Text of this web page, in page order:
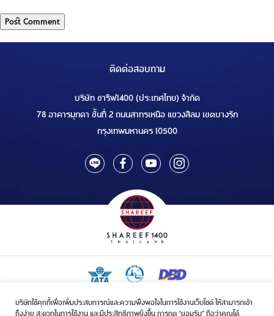
บริษัทใช้คุกกี้เพื่อเพิ่มประสบการณ์และความพึงพอใจในการใช้งานเว็บไซต์ ให้สามารถเข้า
ถึงง่าย สะดวกในการใช้งาน และมีประสิทธิภาพยิ่งขึ้น การกด “ยอมรับ” ถือว่าคุณได้
ติดต่อสอบถาม
บริษัท ชารีฟ1400 (ประเทศไทย) จำกัด
78 อาคารมุกดา ชั้นที่ 2 ถนนสาทรเหนือ แขวงสีลม เขตบางรัก
กรุงเทพมหานคร 10500
ใบอนุญาตเป็นผู้ประกอบกิจการรับจัดบริการขนส่งในกิจการฮัจย์เลขที่ 1/2568